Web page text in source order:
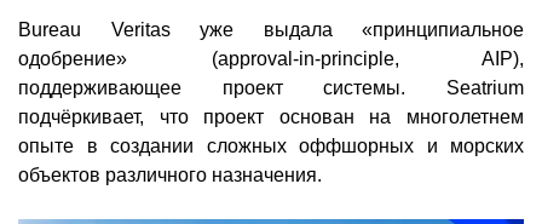
Bureau Veritas уже выдала «принципиальное
одобрение» (approval-in-principle, AIP),
поддерживающее проект системы. Seatrium
подчёркивает, что проект основан на многолетнем
опыте в создании сложных оффшорных и морских
объектов различного назначения.